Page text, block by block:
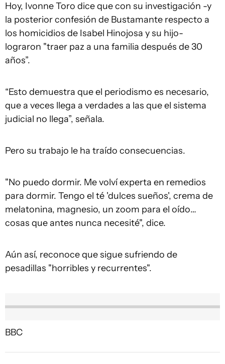
Hoy, Ivonne Toro dice que con su investigación -y
la posterior confesión de Bustamante respecto a
los homicidios de Isabel Hinojosa y su hijo-
lograron "traer paz a una familia después de 30
años”.
“Esto demuestra que el periodismo es necesario,
que a veces llega a verdades a las que el sistema
judicial no llega”, señala.
Pero su trabajo le ha traído consecuencias.
"No puedo dormir. Me volví experta en remedios
para dormir. Tengo el té 'dulces sueños', crema de
melatonina, magnesio, un zoom para el oído…
cosas que antes nunca necesité", dice.
Aún así, reconoce que sigue sufriendo de
pesadillas "horribles y recurrentes".
BBC